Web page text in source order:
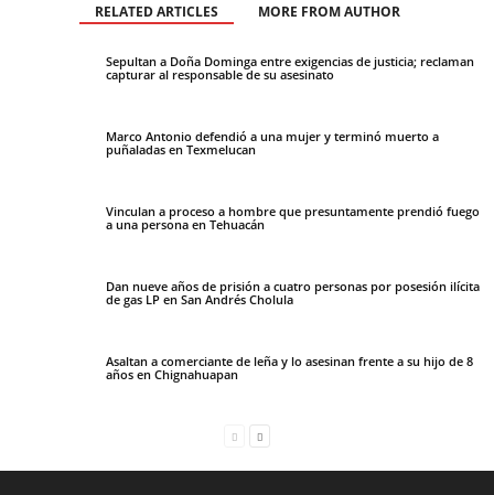
RELATED ARTICLES MORE FROM AUTHOR
Sepultan a Doña Dominga entre exigencias de justicia; reclaman
capturar al responsable de su asesinato
Marco Antonio defendió a una mujer y terminó muerto a
puñaladas en Texmelucan
Vinculan a proceso a hombre que presuntamente prendió fuego
a una persona en Tehuacán
Dan nueve años de prisión a cuatro personas por posesión ilícita
de gas LP en San Andrés Cholula
Asaltan a comerciante de leña y lo asesinan frente a su hijo de 8
años en Chignahuapan